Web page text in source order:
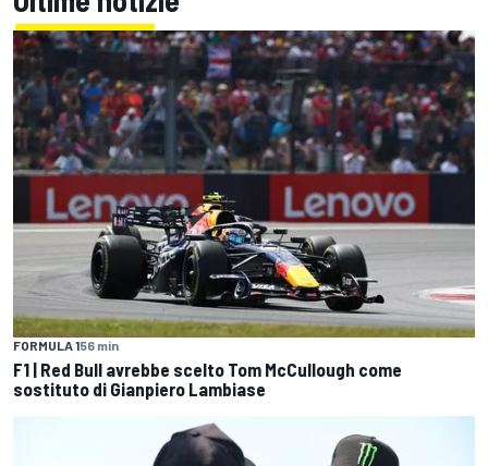
FORMULA 156 min
F1 | Red Bull avrebbe scelto Tom McCullough come
sostituto di Gianpiero Lambiase